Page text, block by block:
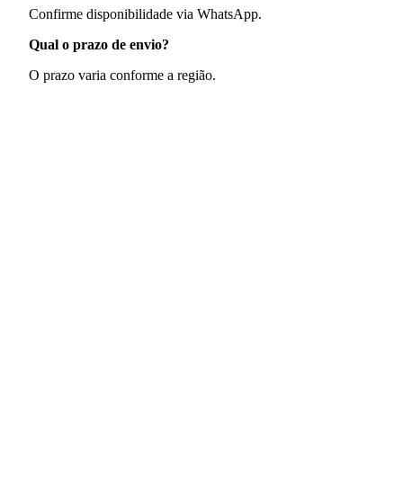
Confirme disponibilidade via WhatsApp.
Qual o prazo de envio?
O prazo varia conforme a região.